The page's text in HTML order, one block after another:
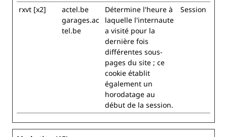
rxvt [x2]
actel.be
garages.ac
tel.be
Détermine l'heure à
laquelle l'internaute
a visité pour la
dernière fois
différentes sous-
pages du site ; ce
cookie établit
également un
horodatage au
début de la session.
Session